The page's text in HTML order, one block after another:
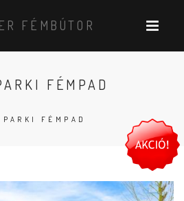
FÉMBÚTOR
FÉMPAD
FÉMPAD